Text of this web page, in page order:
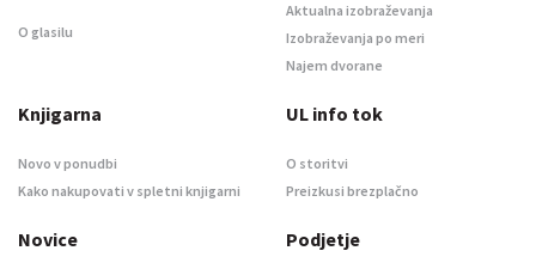
O glasilu
Aktualna izobraževanja
Izobraževanja po meri
Najem dvorane
Knjigarna
Novo v ponudbi
Kako nakupovati v spletni knjigarni
UL info tok
O storitvi
Preizkusi brezplačno
Novice Podjetje